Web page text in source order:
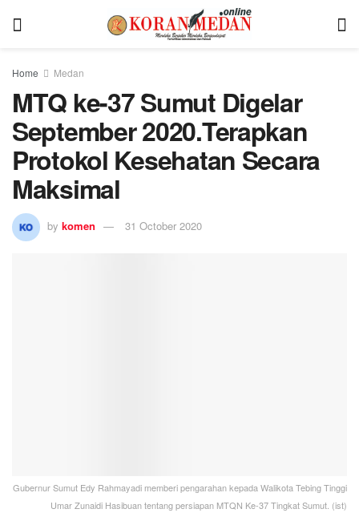
Home Medan
MTQ ke-37 Sumut Digelar
September 2020.Terapkan
Protokol Kesehatan Secara
Maksimal
by komen 31 October 2020
Gubernur Sumut Edy Rahmayadi memberi pengarahan kepada Walikota Tebing Tinggi
Umar Zunaidi Hasibuan tentang persiapan MTQN Ke-37 Tingkat Sumut. (ist)